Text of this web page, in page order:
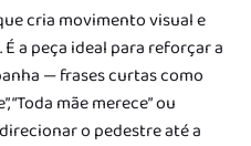
cria movimento visual e
a peça ideal para reforçar a
— frases curtas como
“Toda mãe merece”ou
o pedestre até a